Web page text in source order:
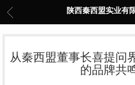
陕西秦西盟实业有
从秦西盟董事长喜提问
的品牌共